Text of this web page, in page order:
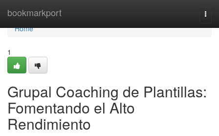
bookmarkport
Home
Home
1
Grupal Coaching de Plantillas:
Fomentando el Alto
Rendimiento